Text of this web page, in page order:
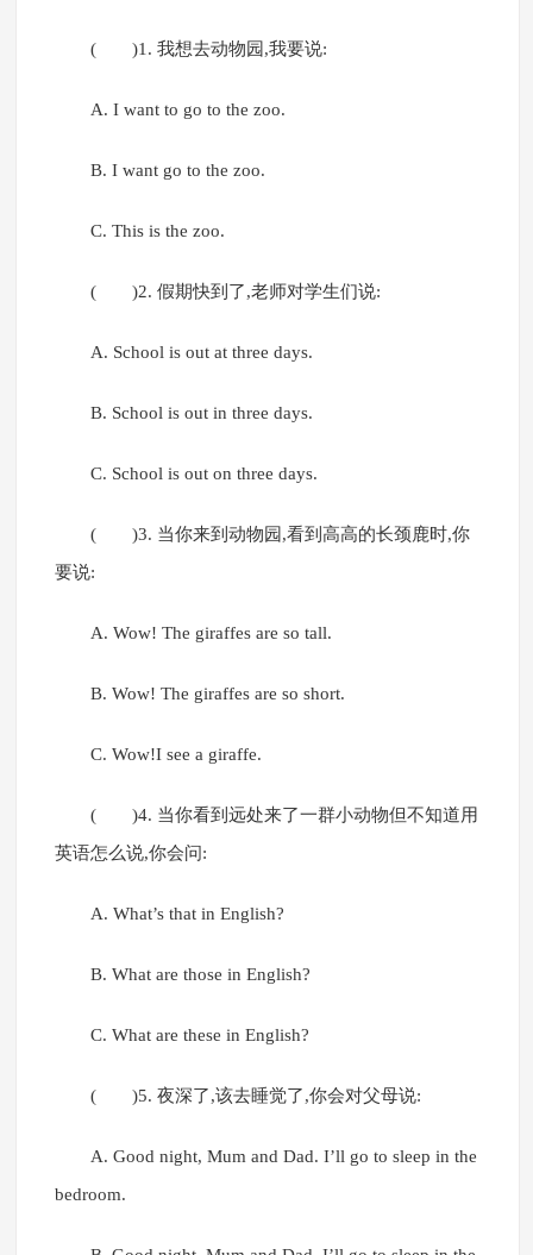
( )1. 我想去动物园,我要说:
A. I want to go to the zoo.
B. I want go to the zoo.
C. This is the zoo.
( )2. 假期快到了,老师对学生们说:
A. School is out at three days.
B. School is out in three days.
C. School is out on three days.
( )3. 当你来到动物园,看到高高的长颈鹿时,你
要说:
A. Wow! The giraffes are so tall.
B. Wow! The giraffes are so short.
C. Wow!I see a giraffe.
( )4. 当你看到远处来了一群小动物但不知道用
英语怎么说,你会问:
A. What’s that in English?
B. What are those in English?
C. What are these in English?
( )5. 夜深了,该去睡觉了,你会对父母说:
A. Good night, Mum and Dad. I’ll go to sleep in the
bedroom.